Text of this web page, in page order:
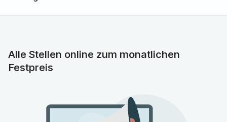
Wirtschaftsstandort
Pflegefachhelfer/in
Teamfähigkeit, Zuverlässigkeit und
Ausgeprägte soziale Kompetenz, insbesondere im
Umgang mit Patientinnen und Patienten, Angehörigen
Alle Stellen online zum monatlichen
Festpreis